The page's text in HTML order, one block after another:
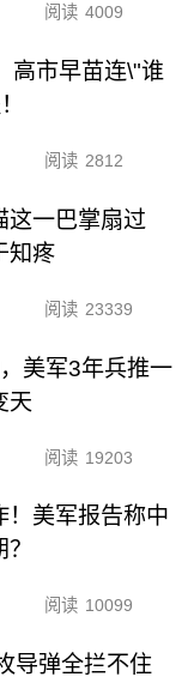
阅读 4009
高市早苗连\"谁
阅读 2812
这一巴掌扇过
知疼
阅读 23339
美军3年兵推一
天
阅读 19203
！美军报告称中
阅读 10099
导弹全拦不住